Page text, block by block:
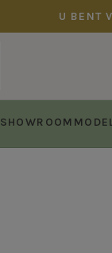
U BENT